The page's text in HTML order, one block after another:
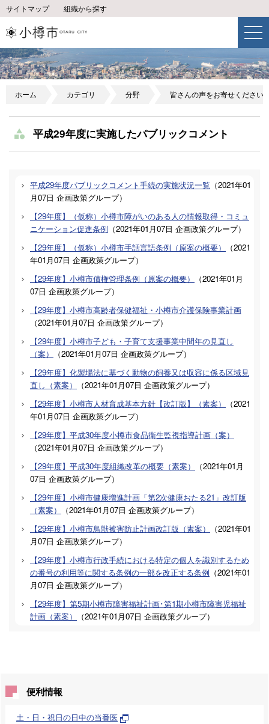
サイトマップ 組織から探す
ホーム カテゴリ 分野 皆さんの声をお寄せください
平成29年度に実施したパブリックコメント
平成29年度パブリックコメント手続の実施状況一覧 （2021年01
月07日 企画政策グループ）
【29年度】（仮称）小樽市障がいのある人の情報取得・コミュ
ニケーション促進条例 （2021年01月07日 企画政策グループ）
【29年度】（仮称）小樽市手話言語条例（原案の概要）
（2021
年01月07日 企画政策グループ）
【29年度】小樽市債権管理条例（原案の概要）
（2021年01月
07日 企画政策グループ）
【29年度】小樽市高齢者保健福祉・小樽市介護保険事業計画
（2021年01月07日 企画政策グループ）
【29年度】小樽市子ども・子育て支援事業中間年の見直し
（案）
（2021年01月07日 企画政策グループ）
【29年度】化製場法に基づく動物の飼養又は収容に係る区域見
直し（素案）
（2021年01月07日 企画政策グループ）
【29年度】小樽市人材育成基本方針【改訂版】（素案）
（2021
年01月07日 企画政策グループ）
【29年度】平成30年度小樽市食品衛生監視指導計画（案）
（2021年01月07日 企画政策グループ）
【29年度】平成30年度組織改革の概要（素案）
（2021年01月
07日 企画政策グループ）
【29年度】小樽市健康増進計画「第2次健康おたる21」改訂版
（素案）
（2021年01月07日 企画政策グループ）
【29年度】小樽市鳥獣被害防止計画改訂版（素案）
（2021年01
月07日 企画政策グループ）
【29年度】小樽市行政手続における特定の個人を識別するため
の番号の利用等に関する条例の一部を改正する条例 （2021年01
月07日 企画政策グループ）
【29年度】第5期小樽市障害福祉計画･第1期小樽市障害児福祉
計画（素案）
（2021年01月07日 企画政策グループ）
便利情報
土・日・祝日の日中の当番医